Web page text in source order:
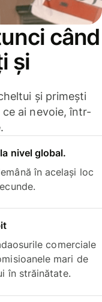
când
și
și primești
ai nevoie, într-
nivel global.
în același loc
comerciale
mari de
în străinătate.